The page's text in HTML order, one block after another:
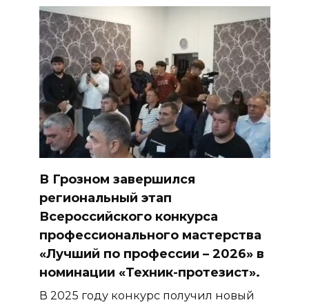
В Грозном завершился
региональный этап
Всероссийского конкурса
профессионального мастерства
«Лучший по профессии – 2026» в
номинации «Техник-протезист».
В 2025 году конкурс получил новый